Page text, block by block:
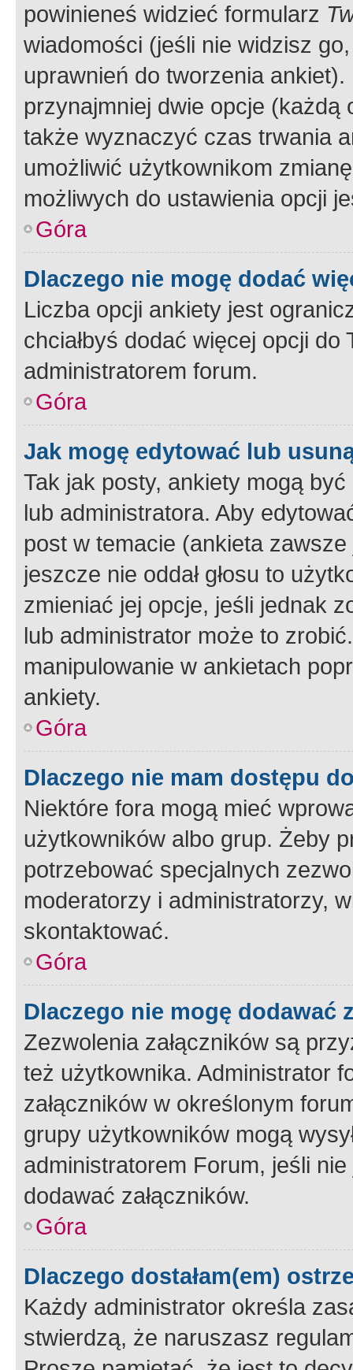
powinieneś widzieć formularz
wiadomości (jeśli nie widzisz
uprawnień do tworzenia
przynajmniej dwie opcje
także wyznaczyć czas trwania
umożliwić użytkownikom
możliwych do ustawienia opcji
Góra
Dlaczego nie mogę dodać
Liczba opcji ankiety jest
chciałbyś dodać więcej opcji
administratorem forum.
Góra
Jak mogę edytować lub
Tak jak posty, ankiety mogą
lub administratora. Aby
post w temacie (ankieta
jeszcze nie oddał głosu to
zmieniać jej opcje, jeśli jednak
lub administrator może to
manipulowanie w ankietach
ankiety.
Góra
Dlaczego nie mam dostępu
Niektóre fora mogą mieć
użytkowników albo grup. Żeby
potrzebować specjalnych
moderatorzy i administratorzy,
skontaktować.
Góra
Dlaczego nie mogę dodawać
Zezwolenia załączników są
też użytkownika. Administrator
załączników w określonym
grupy użytkowników mogą
administratorem Forum, jeśli
dodawać załączników.
Góra
Dlaczego dostałam(em)
Każdy administrator określa
stwierdzą, że naruszasz